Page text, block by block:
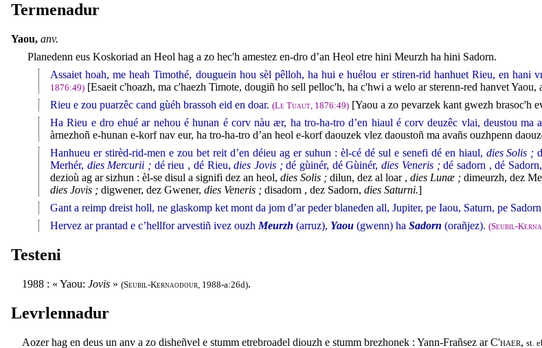
Termenadur
Yaou, anv.
Planedenn eus Koskoriad an Heol hag a zo hec'h amestez en-dro d’an Heol etre hini Meurzh ha hini Sadorn.
Assaiet hoah, me heah Timothé, douguein hou sèl pêlloh, ha hui e huélou er stiren-rid hanhuet Rieu, en hani
1876:49) [Esaeit c'hoazh, ma c'haezh Timote, dougiñ ho sell pelloc'h, ha c'hwi a welo ar sterenn-red hanvet
Rieu e zou puarzêc cand gùéh brassoh eid en doar. (Le Tuaut, 1876:49) [Yaou a zo pevarzek kant gwezh brasoc'h
Ha Rieu e dro ehué ar nehou é hunan é corv nàu ær, ha tro-ha-tro d’en hiaul é corv deuzêc vlai, deustou
àrnezhoñ e-hunan e-korf nav eur, ha tro-ha-tro d’an heol e-korf daouzek vlez daoustoñ ma avañs ouzhpenn
Hanhueu er stirèd-rid-men e zou bet reit d’en déieu ag er suhun : èl-cé dé sul e senefi dé en hiaul, dies Solis ;
Merhér, dies Mercurii ; dé rieu , dé Rieu,dies Jovis ;dé gùinér, dé Gùinér,dies Veneris ;dé sadorn , dé Sadorn,
dezioù ag ar sizhun : èl-se disul a signifi dez an heol, dies Solis ; dilun, dez al loar , dies Lunæ ; dimeurzh, dez
dies Jovis ; digwener, dez Gwener, dies Veneris ; disadorn , dez Sadorn, dies Saturni.]
Gant a reimp dreist holl, ne glaskomp ket mont da jom d’ar peder blaneden all, Jupiter, pe Iaou, Saturn, pe
Hervez ar prantad e c’hellfor arvestiñ ivez ouzh Meurzh (arruz), Yaou (gwenn) ha Sadorn (orañjez). (Seubil-
Testeni
1988 : « Yaou: Jovis » (Seubil-Kernaodour , 1988-a:26d).
Levrlennadur
Aozer hag en deus un anv a zo disheñvel e stumm etrebroadel diouzh e stumm brezhonek : Yann-Frañsez arC'haer,